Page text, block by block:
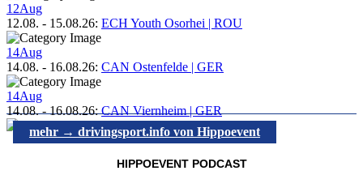
12Aug
12.08. - 15.08.26: ECH Youth Osorhei | ROU
14Aug
14.08. - 16.08.26: CAN Ostenfelde | GER
14Aug
14.08.-16.08.26:CAN Viernheim | GER
mehr → drivingsport.info von Hippoevent
HIPPOEVENT PODCAST